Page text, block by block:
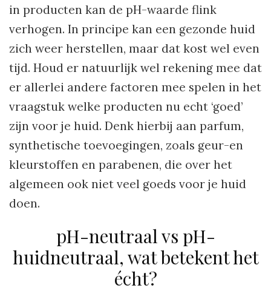
in producten kan de pH-waarde flink
verhogen. In principe kan een gezonde huid
zich weer herstellen, maar dat kost wel even
tijd. Houd er natuurlijk wel rekening mee dat
er allerlei andere factoren mee spelen in het
vraagstuk welke producten nu echt ‘goed’
zijn voor je huid. Denk hierbij aan parfum,
synthetische toevoegingen, zoals geur-en
kleurstoffen en parabenen, die over het
algemeen ook niet veel goeds voor je huid
doen.
pH-neutraal vs pH-
huidneutraal, wat betekent het
écht?